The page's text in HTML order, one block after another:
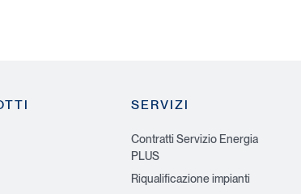
SERVIZI
Contratti Servizio Energia
PLUS
Riqualificazione impianti